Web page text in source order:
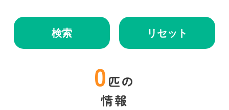
検索 リセット
0 匹の
情報